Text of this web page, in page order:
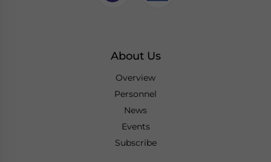
About Us
Overview
Personnel
News
Events
Subscribe